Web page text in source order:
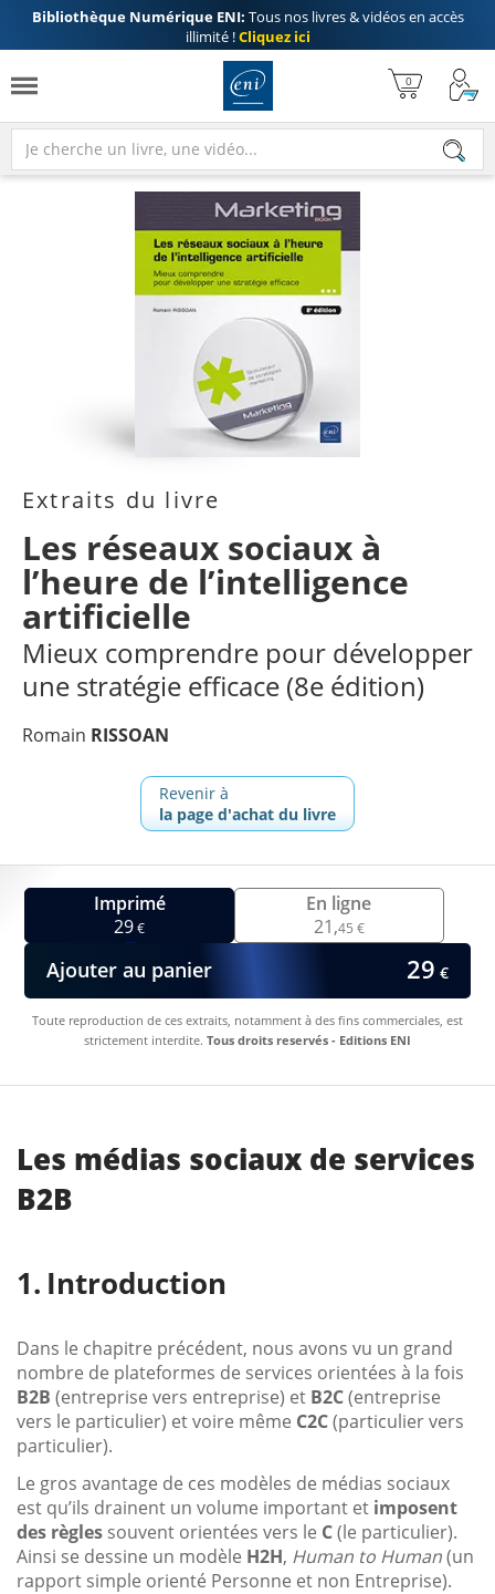
Bibliothèque Numérique ENI: Tous nos livres & vidéos en accès
illimité !Cliquez ici
Extraits du livre
Les réseaux sociaux à
l’heure de l’intelligence
artificielle
Mieux comprendre pour développer
une stratégie efficace (8e édition)
Romain RISSOAN
Revenir à
la page d'achat du livre
Imprimé
29€
En ligne
21,45 €
Ajouter au panier 29 €
Toute reproduction de ces extraits, notamment à des fins commerciales, est
strictement interdite. Tous droits reservés - Editions ENI
Les médias sociaux de services
B2B
Introduction
Dans le chapitre précédent, nous avons vu un grand
nombre de plateformes de services orientées à la fois
B2B (entreprise vers entreprise) et B2C(entreprise
vers le particulier) et voire même C2C(particulier vers
particulier).
Le gros avantage de ces modèles de médias sociaux
est qu’ils drainent un volume important et imposent
des règles souvent orientées vers le C(le particulier).
Ainsi se dessine un modèle H2H, Human to Human(un
rapport simple orienté Personne et non Entreprise).